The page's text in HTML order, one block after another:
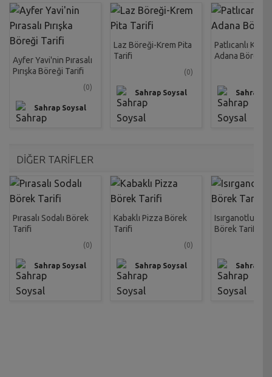
Ayfer Yavi'nin Pırasalı
Pırışka Böreği Tarifi
(0)
Sahrap Soysal
Laz Böreği-Krem Pita
Tarifi
(0)
Sahrap Soysal
Patlıcanlı
Adana Böreği
Sahrap
DİĞER TARİFLER
Pırasalı Sodalı Börek
Tarifi
(0)
Sahrap Soysal
Kabaklı Pizza Börek
Tarifi
(0)
Sahrap Soysal
Isırganotlu
Börek Tarifi
Sahrap